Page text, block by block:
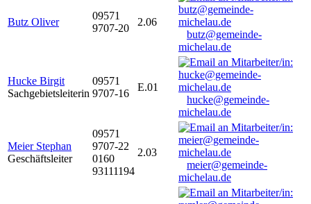
Butz Oliver
09571
9707-20
2.06
butz@gemeinde-
michelau.de
Hucke Birgit
Sachgebietsleiterin
09571
9707-16
E.01
hucke@gemeinde-
michelau.de
Meier Stephan
Geschäftsleiter
09571
9707-22
0160
93111194
2.03
meier@gemeinde-
michelau.de